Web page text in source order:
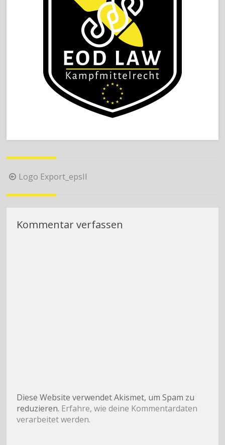
Beitragsnavigation
Logo Export_epsII
Kommentar verfassen
Diese Website verwendet Akismet, um Spam zu
reduzieren. Erfahre, wie deine Kommentardaten
verarbeitet werden.